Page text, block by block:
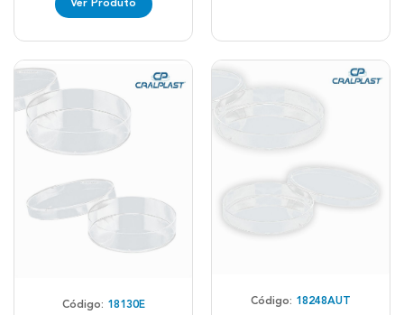
Ver Produto
Código: 18130E Código: 18248AUT